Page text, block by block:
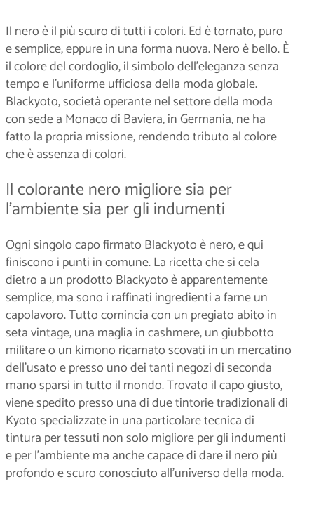
Il nero è il più scuro di tutti i colori. Ed è tornato, puro
e semplice, eppure in una forma nuova. Nero è bello. È
il colore del cordoglio, il simbolo dell’eleganza senza
tempo e l’uniforme ufficiosa della moda globale.
Blackyoto, società operante nel settore della moda
con sede a Monaco di Baviera, in Germania, ne ha
fatto la propria missione, rendendo tributo al colore
che è assenza di colori.
Il colorante nero migliore sia per
l’ambiente sia per gli indumenti
Ogni singolo capo firmato Blackyoto è nero, e qui
finiscono i punti in comune. La ricetta che si cela
dietro a un prodotto Blackyoto è apparentemente
semplice, ma sono i raffinati ingredienti a farne un
capolavoro. Tutto comincia con un pregiato abito in
seta vintage, una maglia in cashmere, un giubbotto
militare o un kimono ricamato scovati in un mercatino
dell’usato e presso uno dei tanti negozi di seconda
mano sparsi in tutto il mondo. Trovato il capo giusto,
viene spedito presso una di due tintorie tradizionali di
Kyoto specializzate in una particolare tecnica di
tintura per tessuti non solo migliore per gli indumenti
e per l’ambiente ma anche capace di dare il nero più
profondo e scuro conosciuto all’universo della moda.